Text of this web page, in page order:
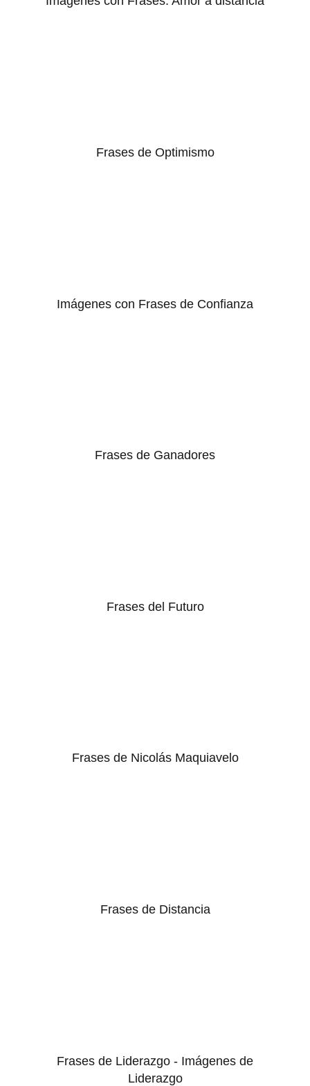
Frases de Optimismo
Imágenes con Frases de Confianza
Frases de Ganadores
Frases del Futuro
Frases de Nicolás Maquiavelo
Frases de Distancia
Frases de Liderazgo - Imágenes de
Liderazgo